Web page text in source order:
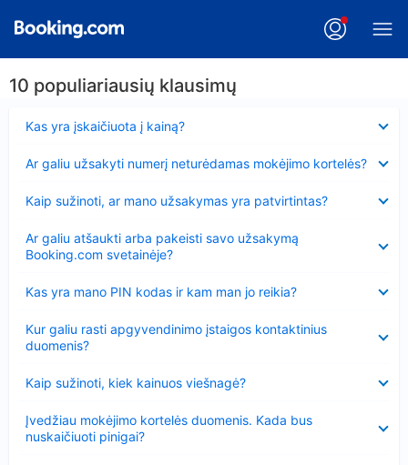
10 populiariausių klausimų
Kas yra įskaičiuota į kainą?
Ar galiu užsakyti numerį neturėdamas mokėjimo kortelės?
Kaip sužinoti, ar mano užsakymas yra patvirtintas?
Ar galiu atšaukti arba pakeisti savo užsakymą
Booking.com svetainėje?
Kas yra mano PIN kodas ir kam man jo reikia?
Kur galiu rasti apgyvendinimo įstaigos kontaktinius
duomenis?
Kaip sužinoti, kiek kainuos viešnagė?
Įvedžiau mokėjimo kortelės duomenis. Kada bus
nuskaičiuoti pinigai?